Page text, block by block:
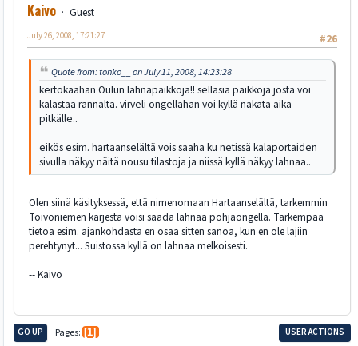
Kaivo
Guest
#26
July 26, 2008, 17:21:27
Quote from: tonko__ on July 11, 2008, 14:23:28
kertokaahan Oulun lahnapaikkoja!! sellasia paikkoja josta voi
kalastaa rannalta. virveli ongellahan voi kyllä nakata aika
pitkälle..
eikös esim. hartaanselältä vois saaha ku netissä kalaportaiden
sivulla näkyy näitä nousu tilastoja ja niissä kyllä näkyy lahnaa..
Olen siinä käsityksessä, että nimenomaan Hartaanselältä, tarkemmin
Toivoniemen kärjestä voisi saada lahnaa pohjaongella. Tarkempaa
tietoa esim. ajankohdasta en osaa sitten sanoa, kun en ole lajiin
perehtynyt... Suistossa kyllä on lahnaa melkoisesti.
-- Kaivo
GO UP Pages 1 USER ACTIONS